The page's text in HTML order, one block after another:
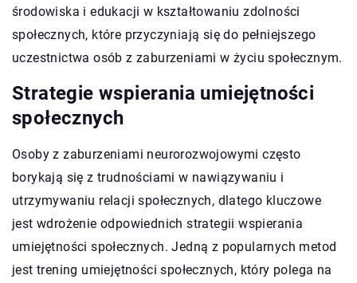
środowiska i edukacji w kształtowaniu zdolności
społecznych, które przyczyniają się do pełniejszego
uczestnictwa osób z zaburzeniami w życiu społecznym.
Strategie wspierania umiejętności
społecznych
Osoby z zaburzeniami neurorozwojowymi często
borykają się z trudnościami w nawiązywaniu i
utrzymywaniu relacji społecznych, dlatego kluczowe
jest wdrożenie odpowiednich strategii wspierania
umiejętności społecznych. Jedną z popularnych metod
jest trening umiejętności społecznych, który polega na